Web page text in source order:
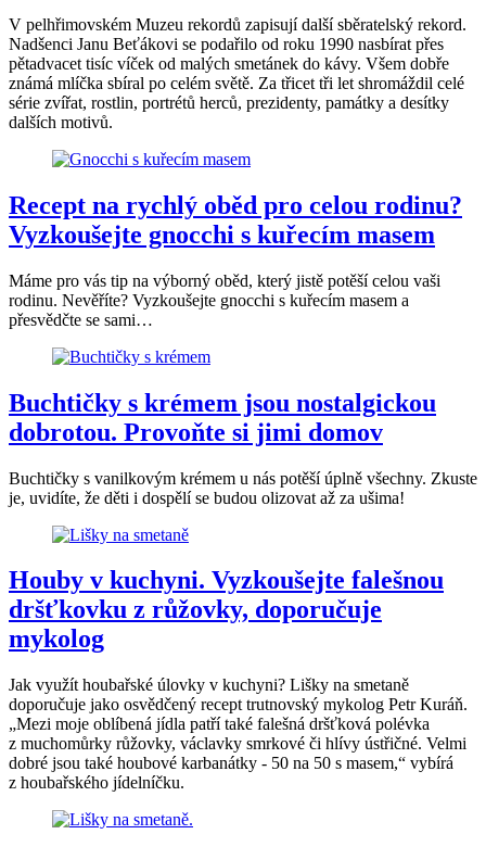
V pelhřimovském Muzeu rekordů zapisují další sběratelský rekord.
Nadšenci Janu Beťákovi se podařilo od roku 1990 nasbírat přes
pětadvacet tisíc víček od malých smetánek do kávy. Všem dobře
známá mlíčka sbíral po celém světě. Za třicet tři let shromáždil celé
série zvířat, rostlin, portrétů herců, prezidenty, památky a desítky
dalších motivů.
Recept na rychlý oběd pro celou rodinu?
Vyzkoušejte gnocchi s kuřecím masem
Máme pro vás tip na výborný oběd, který jistě potěší celou vaši
rodinu. Nevěříte? Vyzkoušejte gnocchi s kuřecím masem a
přesvědčte se sami…
Buchtičky s krémem jsou nostalgickou
dobrotou. Provoňte si jimi domov
Buchtičky s vanilkovým krémem u nás potěší úplně všechny. Zkuste
je, uvidíte, že děti i dospělí se budou olizovat až za ušima!
Houby v kuchyni. Vyzkoušejte falešnou
dršťkovku z růžovky, doporučuje
mykolog
Jak využít houbařské úlovky v kuchyni? Lišky na smetaně
doporučuje jako osvědčený recept trutnovský mykolog Petr Kuráň.
„Mezi moje oblíbená jídla patří také falešná dršťková polévka
z muchomůrky růžovky, václavky smrkové či hlívy ústřičné. Velmi
dobré jsou také houbové karbanátky - 50 na 50 s masem,“ vybírá
z houbařského jídelníčku.